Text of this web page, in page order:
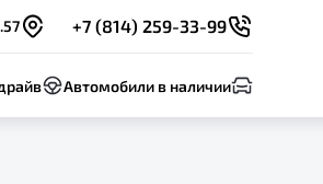
+7 (814) 259-33-99
Автомобили в наличии